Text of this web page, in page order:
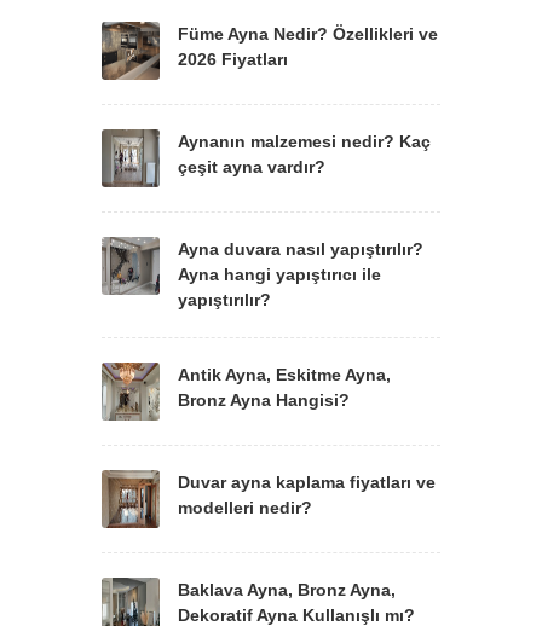
Füme Ayna Nedir? Özellikleri ve
2026 Fiyatları
Aynanın malzemesi nedir? Kaç
çeşit ayna vardır?
Ayna duvara nasıl yapıştırılır?
Ayna hangi yapıştırıcı ile
yapıştırılır?
Antik Ayna, Eskitme Ayna,
Bronz Ayna Hangisi?
Duvar ayna kaplama fiyatları ve
modelleri nedir?
Baklava Ayna, Bronz Ayna,
Dekoratif Ayna Kullanışlı mı?